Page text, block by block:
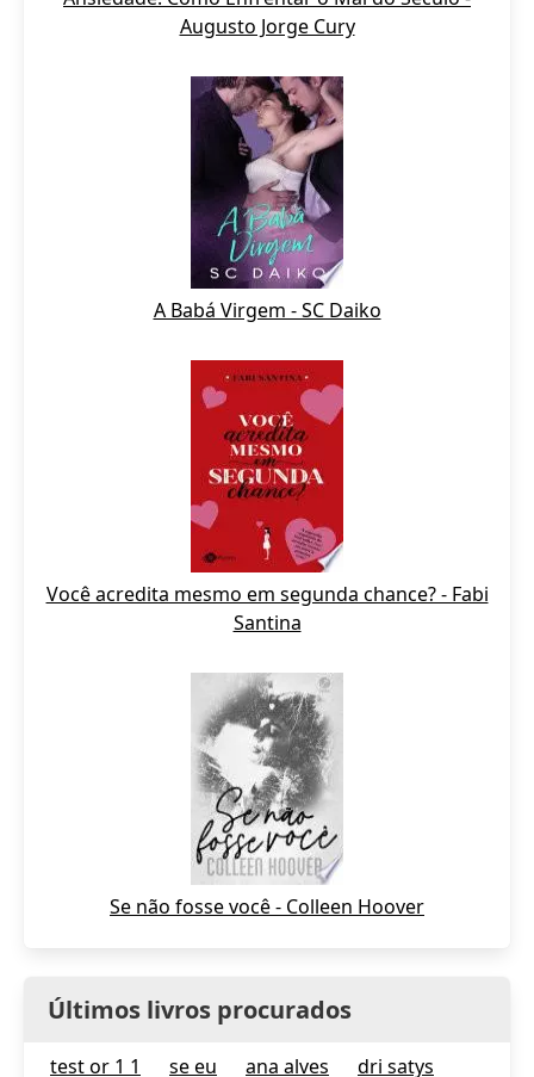
Augusto Jorge Cury
A Babá Virgem - SC Daiko
Você acredita mesmo em segunda chance? - Fabi
Santina
Se não fosse você - Colleen Hoover
Últimos livros procurados
test or 1 1 se eu ana alves dri satys